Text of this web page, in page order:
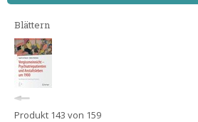
Blättern
Produkt 143 von 159